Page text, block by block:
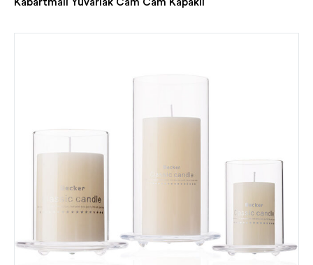
Kabartmalı Yuvarlak Cam Cam Kapaklı